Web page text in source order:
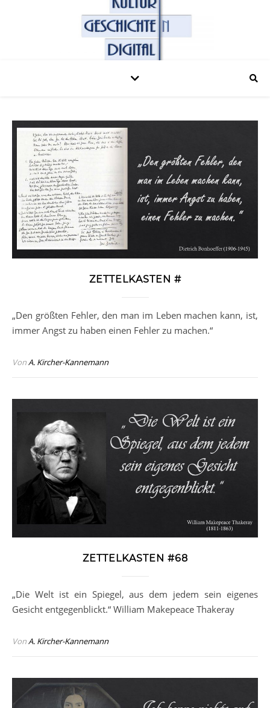
ZETTELKASTEN #
„Den größten Fehler, den man im Leben machen kann, ist,
immer Angst zu haben einen Fehler zu machen.“
VonA. Kircher-Kannemann
ZETTELKASTEN #68
„Die Welt ist ein Spiegel, aus dem jedem sein eigenes
Gesicht entgegenblickt.“ William Makepeace Thakeray
VonA. Kircher-Kannemann